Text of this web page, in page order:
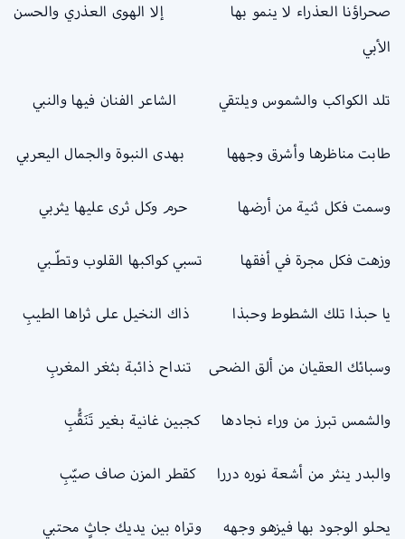
صحراؤنا العذراء لا ينمو بها إلا الهوى العذري والحسن
الأبي
تلد الكواكب والشموس ويلتقي الشاعر الفنان فيها والنبي
طابت مناظرها وأشرق وجهها بهدى النبوة والجمال اليعربي
وسمت فكل ثنية من أرضها حرم وكل ثرى عليها يثربي
وزهت فكل مجرة في أفقها تسبي كواكبها القلوب وتطّـبي
يا حبذا تلك الشطوط وحبذا ذاك النخيل على ثراها الطيبِ
وسبائك العقيان من ألق الضحى تنداح ذائبة بثغر المغربِ
والشمس تبرز من وراء نجادها كجبين غانية بغير تَنَقُّبِ
والبدر ينثر من أشعة نوره دررا كقطر المزن صاف صيّبِ
يحلو الوجود بها فيزهو وجهه وتراه بين يديك جاثٍ محتبي